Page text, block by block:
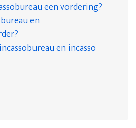
een vordering?
en
en incasso